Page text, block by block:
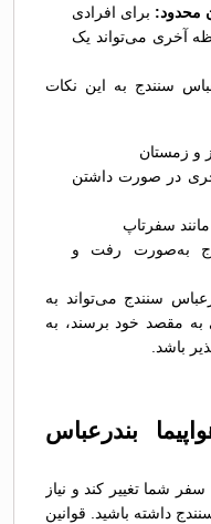
محدود: برای افرادی
آخری می‌تواند یک
سنندج به این نکات
و زمستان
در صورت داشتن
سفرتاپ
به‌صورت رفت و
سنندج می‌تواند به
به مقصد خود برسند، به
باشد.
بندرعباس
شما تغییر کند و نیاز
داشته باشید. قوانین